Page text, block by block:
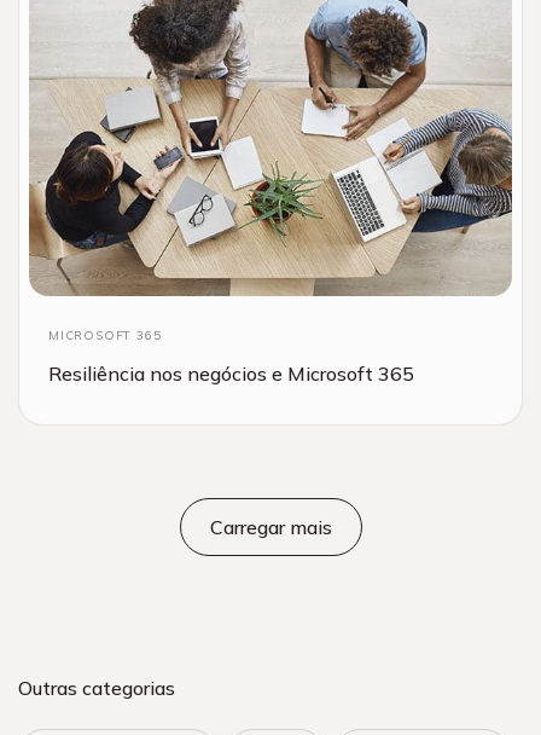
MICROSOFT 365
Resiliência nos negócios e Microsoft 365
Carregar mais
Outras categorias